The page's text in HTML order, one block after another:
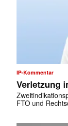
IP-Kommentar
Verletzung
FTO und